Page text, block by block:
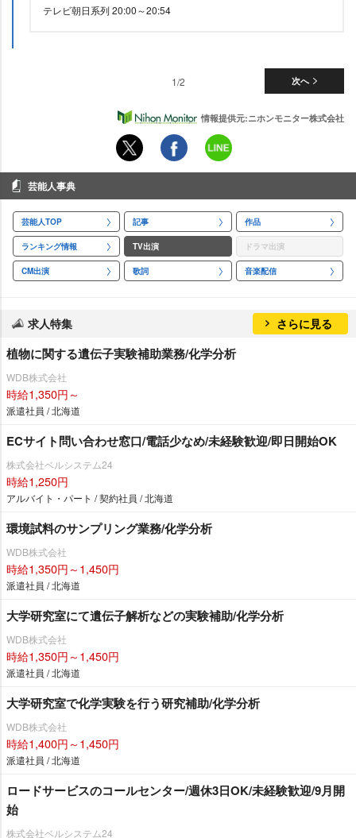
テレビ朝日系列 20:00～20:54
次へ
1/2
情報提供元:ニホンモニター株式会社
芸能人事典
芸能人TOP 記事 作品
ランキング情報 TV出演 ドラマ出演
CM出演 歌詞 音楽配信
求人特集 さらに見る
植物に関する遺伝子実験補助業務/化学分析
WDB株式会社
時給1,350円～
派遣社員 / 北海道
ECサイト問い合わせ窓口/電話少なめ/未経験歓迎/即日開始OK
株式会社ベルシステム24
時給1,250円
アルバイト・パート / 契約社員 / 北海道
環境試料のサンプリング業務/化学分析
WDB株式会社
時給1,350円～1,450円
派遣社員 / 北海道
大学研究室にて遺伝子解析などの実験補助/化学分析
WDB株式会社
時給1,350円～1,450円
派遣社員 / 北海道
大学研究室で化学実験を行う研究補助/化学分析
WDB株式会社
時給1,400円～1,450円
派遣社員 / 北海道
ロードサービスのコールセンター/週休3日OK/未経験歓迎/9月開
始
株式会社ベルシステム24